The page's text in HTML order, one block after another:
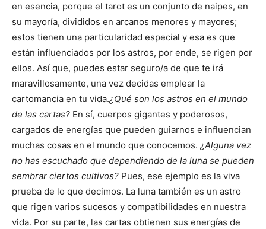
en esencia, porque el tarot es un conjunto de naipes, en
su mayoría, divididos en arcanos menores y mayores;
estos tienen una particularidad especial y esa es que
están influenciados por los astros, por ende, se rigen por
ellos. Así que, puedes estar seguro/a de que te irá
maravillosamente, una vez decidas emplear la
cartomancia en tu vida.¿Qué son los astros en el mundo
de las cartas? En sí, cuerpos gigantes y poderosos,
cargados de energías que pueden guiarnos e influencian
muchas cosas en el mundo que conocemos. ¿Alguna vez
no has escuchado que dependiendo de la luna se pueden
sembrar ciertos cultivos? Pues, ese ejemplo es la viva
prueba de lo que decimos. La luna también es un astro
que rigen varios sucesos y compatibilidades en nuestra
vida. Por su parte, las cartas obtienen sus energías de